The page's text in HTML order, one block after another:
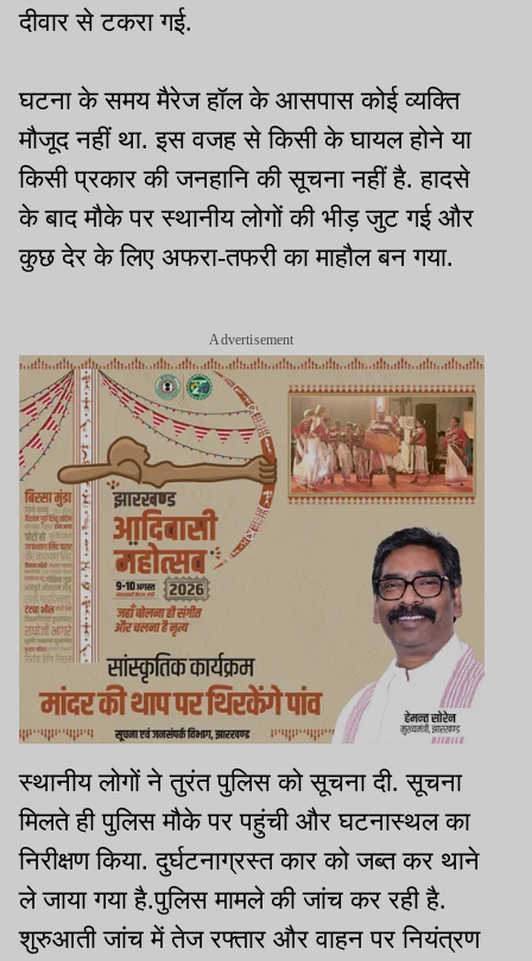
दीवार से टकरा गई.
घटना के समय मैरेज हॉल के आसपास कोई व्यक्ति
मौजूद नहीं था. इस वजह से किसी के घायल होने या
किसी प्रकार की जनहानि की सूचना नहीं है. हादसे
के बाद मौके पर स्थानीय लोगों की भीड़ जुट गई और
कुछ देर के लिए अफरा-तफरी का माहौल बन गया.
Advertisement
स्थानीय लोगों ने तुरंत पुलिस को सूचना दी. सूचना
मिलते ही पुलिस मौके पर पहुंची और घटनास्थल का
निरीक्षण किया. दुर्घटनाग्रस्त कार को जब्त कर थाने
ले जाया गया है.पुलिस मामले की जांच कर रही है.
शुरुआती जांच में तेज रफ्तार और वाहन पर नियंत्रण